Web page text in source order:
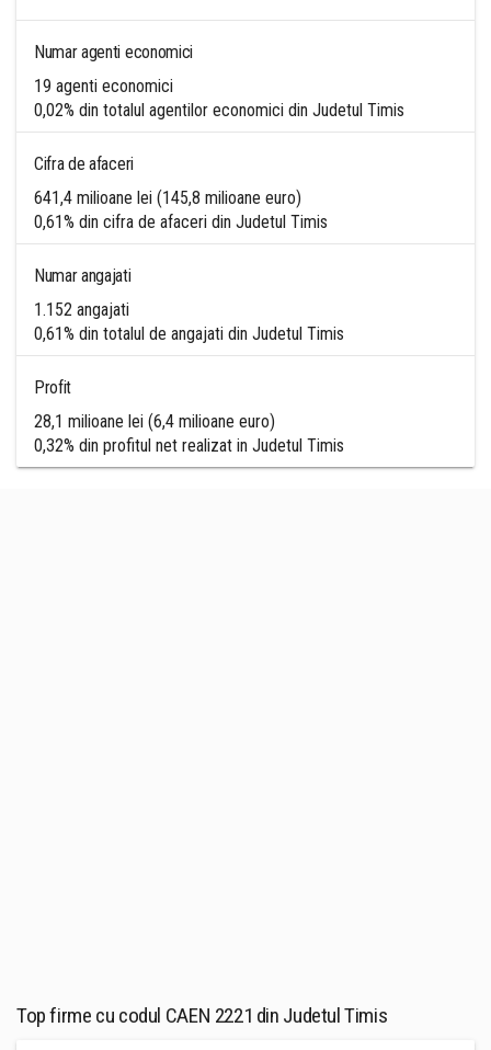
Numar agenti economici
19 agenti economici
0,02% din totalul agentilor economici din Judetul Timis
Cifra de afaceri
641,4 milioane lei (145,8 milioane euro)
0,61% din cifra de afaceri din Judetul Timis
Numar angajati
1.152 angajati
0,61% din totalul de angajati din Judetul Timis
Profit
28,1 milioane lei (6,4 milioane euro)
0,32% din profitul net realizat in Judetul Timis
Top firme cu codul CAEN 2221 din Judetul Timis